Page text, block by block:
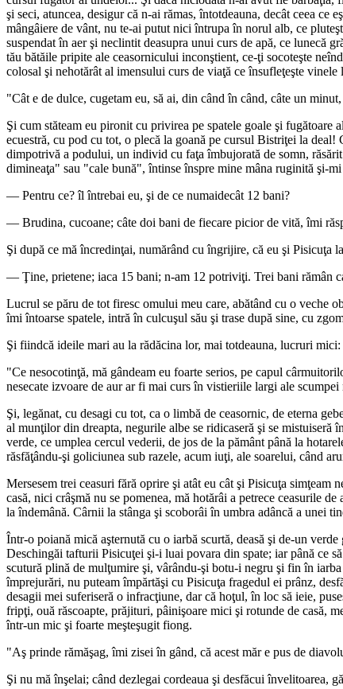
şi seci, atuncea, desigur că n-ai rămas, întotdeauna, decât ceea
mângâiere de vânt, nu te-ai putut nici întrupa în norul alb, ce
suspendat în aer şi neclintit deasupra unui curs de apă, ce lunecă
tău bătăile pripite ale ceasornicului inconştient, ce-ţi socoteşte
colosal şi nehotărât al imensului curs de viaţă ce însufleţeşte
"Cât e de dulce, cugetam eu, să ai, din când în când, câte un
Şi cum stăteam eu pironit cu privirea pe spatele goale şi fugătoare
ecuestră, cu pod cu tot, o plecă la goană pe cursul Bistriţei la
dimpotrivă a podului, un individ cu faţa îmbujorată de somn,
dimineaţa" sau "cale bună", întinse înspre mine mâna ruginită şi-
— Pentru ce? îl întrebai eu, şi de ce numaidecât 12 bani?
— Brudina, cucoane; câte doi bani de fiecare picior de vită, îmi
Şi după ce mă încredinţai, numărând cu îngrijire, că eu şi Pisicuţa
— Ţine, prietene; iaca 15 bani; n-am 12 potriviţi. Trei bani rămân
Lucrul se păru de tot firesc omului meu care, abătând cu o veche
îmi întoarse spatele, intră în culcuşul său şi trase după sine, cu
Şi fiindcă ideile mari au la rădăcina lor, mai totdeauna, lucruri mici:
"Ce nesocotinţă, mă gândeam eu foarte serios, pe capul
nesecate izvoare de aur ar fi mai curs în vistieriile largi ale
Şi, legănat, cu desagi cu tot, ca o limbă de ceasornic, de eterna
al munţilor din dreapta, negurile albe se ridicaseră şi se mistuiseră
verde, ce umplea cercul vederii, de jos de la pământ până la
răsfăţându-şi goliciunea sub razele, acum iuţi, ale soarelui, când
Mersesem trei ceasuri fără oprire şi atât eu cât şi Pisicuţa simţeam
casă, nici crâşmă nu se pomenea, mă hotărâi a petrece ceasurile
la îndemână. Cârnii la stânga şi scoborâi în umbra adâncă a unei
Într-o poiană mică aşternută cu o iarbă scurtă, deasă şi de-un
Deschingăi tafturii Pisicuţei şi-i luai povara din spate; iar până ce
scutură plină de mulţumire şi, vârându-şi botu-i negru şi fin în
împrejurări, nu puteam împărtăşi cu Pisicuţa fragedul ei prânz,
desagii mei suferiseră o infracţiune, dar că hoţul, în loc să ieie,
fripţi, ouă răscoapte, prăjituri, pâinişoare mici şi rotunde de casă,
într-un mic şi foarte meşteşugit fiong.
"Aş prinde rămăşag, îmi zisei în gând, că acest măr e pus de
Şi nu mă înşelai; când dezlegai cordeaua şi desfăcui învelitoarea,